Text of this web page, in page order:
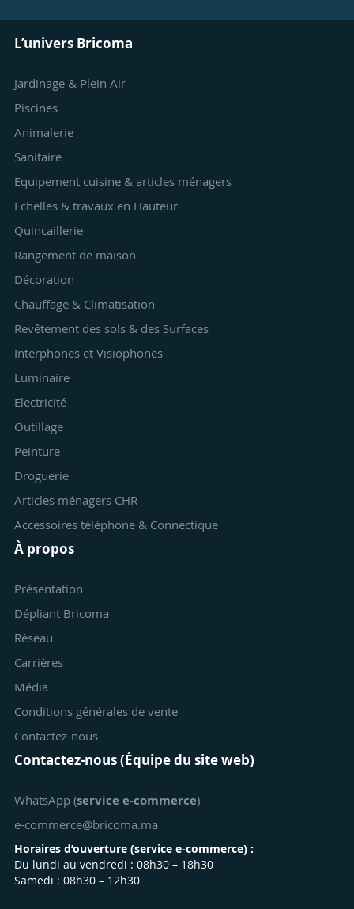
L’univers Bricoma
Jardinage & Plein Air
Piscines
Animalerie
Sanitaire
Equipement cuisine & articles ménagers
Echelles & travaux en Hauteur
Quincaillerie
Rangement de maison
Décoration
Chauffage & Climatisation
Revêtement des sols & des Surfaces
Interphones et Visiophones
Luminaire
Electricité
Outillage
Peinture
Droguerie
Articles ménagers CHR
Accessoires téléphone & Connectique
À propos
Présentation
Dépliant Bricoma
Réseau
Carrières
Média
Conditions générales de vente
Contactez-nous
Contactez-nous (Équipe du site web)
WhatsApp (service e-commerce)
e-commerce@bricoma.ma
Horaires d’ouverture (service e-commerce) :
Du lundi au vendredi : 08h30 – 18h30
Samedi : 08h30 – 12h30